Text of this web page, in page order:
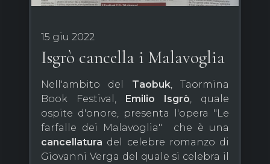
15 giu 2022
Isgrò cancella i Malavoglia
Nell'ambito del Taobuk, Taormina
Book Festival, Emilio Isgrò , quale
ospite d'onore, presenta l'opera "Le
farfalle dei Malavoglia" che è una
cancellatura del celebre romanzo di
Giovanni Verga del quale si celebra il